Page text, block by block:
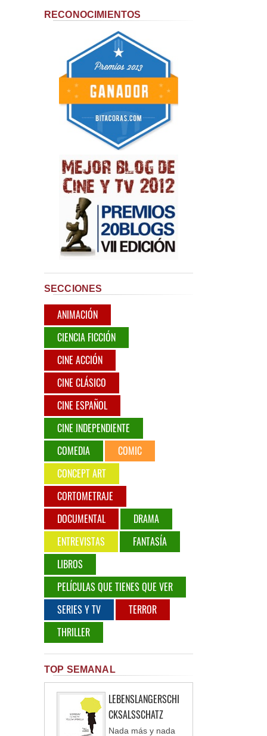
RECONOCIMIENTOS
SECCIONES
ANIMACIÓN
CIENCIA FICCIÓN
CINE ACCIÓN
CINE CLÁSICO
CINE ESPAÑOL
CINE INDEPENDIENTE
COMEDIA
COMIC
CONCEPT ART
CORTOMETRAJE
DOCUMENTAL
DRAMA
ENTREVISTAS
FANTASÍA
LIBROS
PELÍCULAS QUE TIENES QUE VER
SERIES Y TV
TERROR
THRILLER
TOP SEMANAL
LEBENSLANGERSCHI
CKSALSSCHATZ
Nada más y nada